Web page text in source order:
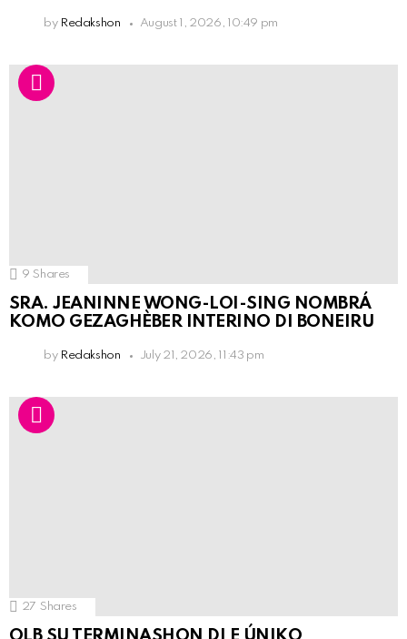
by Redakshon August 1, 2026, 10:49 pm
9 Shares
SRA. JEANINNE WONG-LOI-SING NOMBRÁ
KOMO GEZAGHÈBER INTERINO DI BONEIRU
by Redakshon July 21, 2026, 11:43 pm
27 Shares